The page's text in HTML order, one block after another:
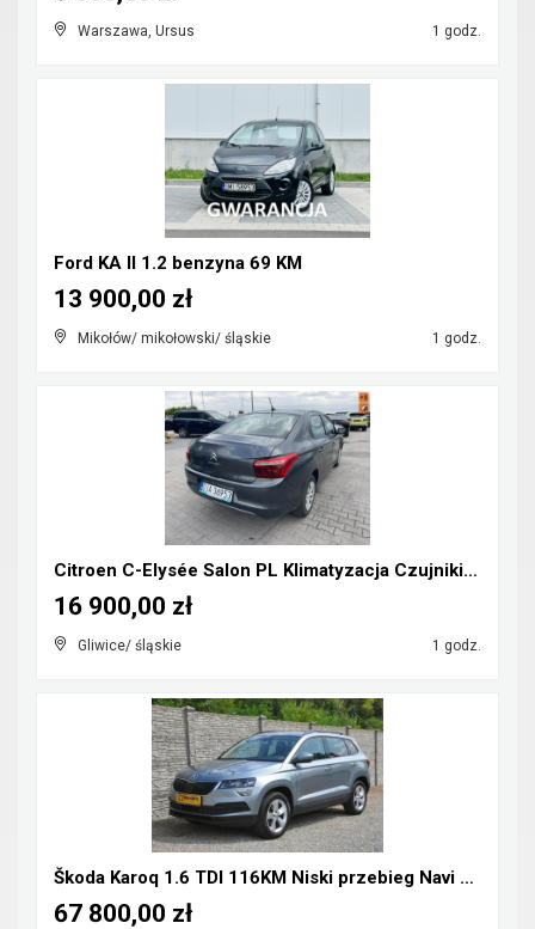
Warszawa, Ursus 1 godz.
Ford KA II 1.2 benzyna 69 KM
Mikołów/ mikołowski/ śląskie 1 godz.
13 900,00 zł
Citroen C-Elysée Salon PL Klimatyzacja Czujniki pa...
Gliwice/ śląskie 1 godz.
16 900,00 zł
Škoda Karoq 1.6 TDI 116KM Niski przebieg Navi Kame...
67 800,00 zł